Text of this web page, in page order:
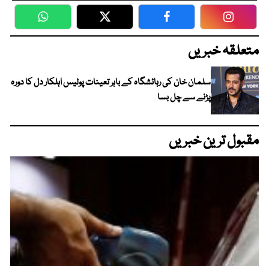
WhatsApp Twitter Facebook
متعلقہ خبریں
سلمان خان کی رہائشگاہ کے باہر تعینات پولیس اہلکار دل کا دورہ
پڑنے سے چل بسا
مقبول ترین خبریں